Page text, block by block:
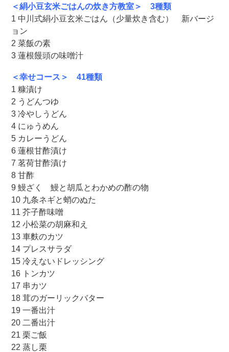
＜絹小豆玄米ごはんの炊き方教室＞ 3種類
1 中川式絹小豆玄米ごはん（少量炊き含む） 新バージ
ョン
2 菜飯の素
3 蓮根饅頭の味噌汁
＜幸せコース＞ 41種類
1 糠漬け
2 うどんつゆ
3 冷やしうどん
4 にゅうめん
5 カレーうどん
6 蓮根甘酢漬け
7 茗荷甘酢漬け
8 甘酢
9 鰻ざく 鰻と胡瓜とわかめの酢の物
10 九条ネギと蛸のぬた
11 芥子酢味噌
12 小松菜の胡麻和え
13 車麩のカツ
14 プレスサラダ
15 冷えないドレッシング
16 トンカツ
17 串カツ
18 茸のガーリックバター
19 一番出汁
20 二番出汁
21 栗ご飯
22 蒸し栗